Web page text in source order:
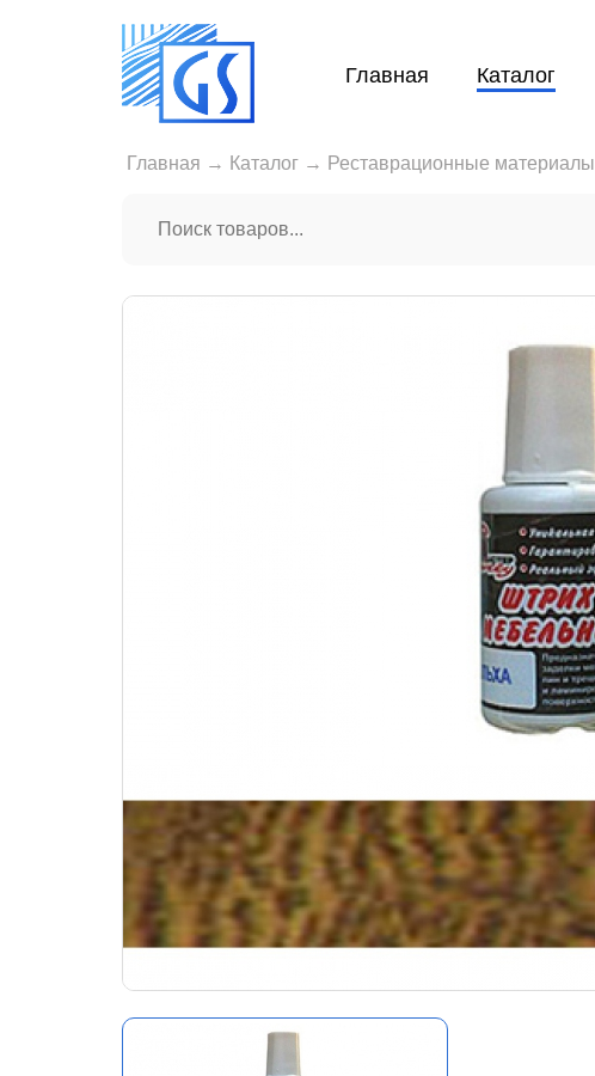
Главная Каталог
Главная → Каталог → Реставрационные материалы